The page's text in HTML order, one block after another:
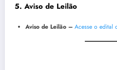
5. Aviso de Leilão
Aviso de Leilão – Acesse o edital